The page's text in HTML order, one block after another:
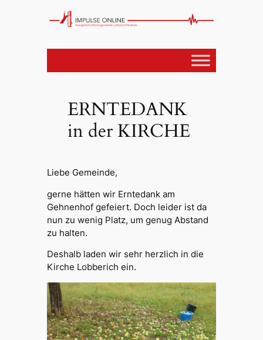
ERNTEDANK
in der KIRCHE
Liebe Gemeinde,
gerne hätten wir Erntedank am
Gehnenhof gefeiert. Doch leider ist da
nun zu wenig Platz, um genug Abstand
zu halten.
Deshalb laden wir sehr herzlich in die
Kirche Lobberich ein.